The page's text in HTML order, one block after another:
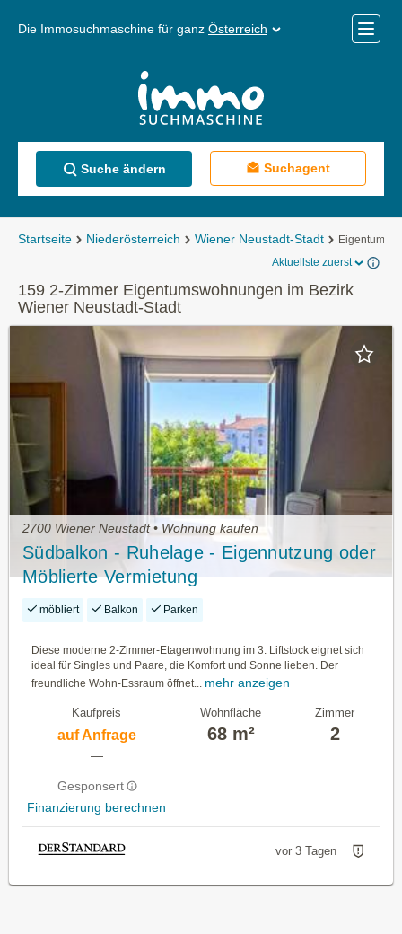
Die Immosuchmaschine für ganz Österreich
Menü
Suche ändern Suchagent
Startseite Niederösterreich Wiener Neustadt-Stadt
Aktuellste zuerst
159 2-Zimmer Eigentumswohnungen im Bezirk
Wiener Neustadt-Stadt
2700 Wiener Neustadt • Wohnung kaufen
Südbalkon - Ruhelage - Eigennutzung oder
Möblierte Vermietung
möbliert Balkon Parken
Diese moderne 2-Zimmer-Etagenwohnung im 3. Liftstock eignet sich
ideal für Singles und Paare, die Komfort und Sonne lieben. Der
freundliche Wohn-Essraum öffnet...
mehr anzeigen
Kaufpreis
auf Anfrage
—
Gesponsert
Finanzierung berechnen
Wohnfläche
68 m²
Zimmer
2
vor 3 Tagen